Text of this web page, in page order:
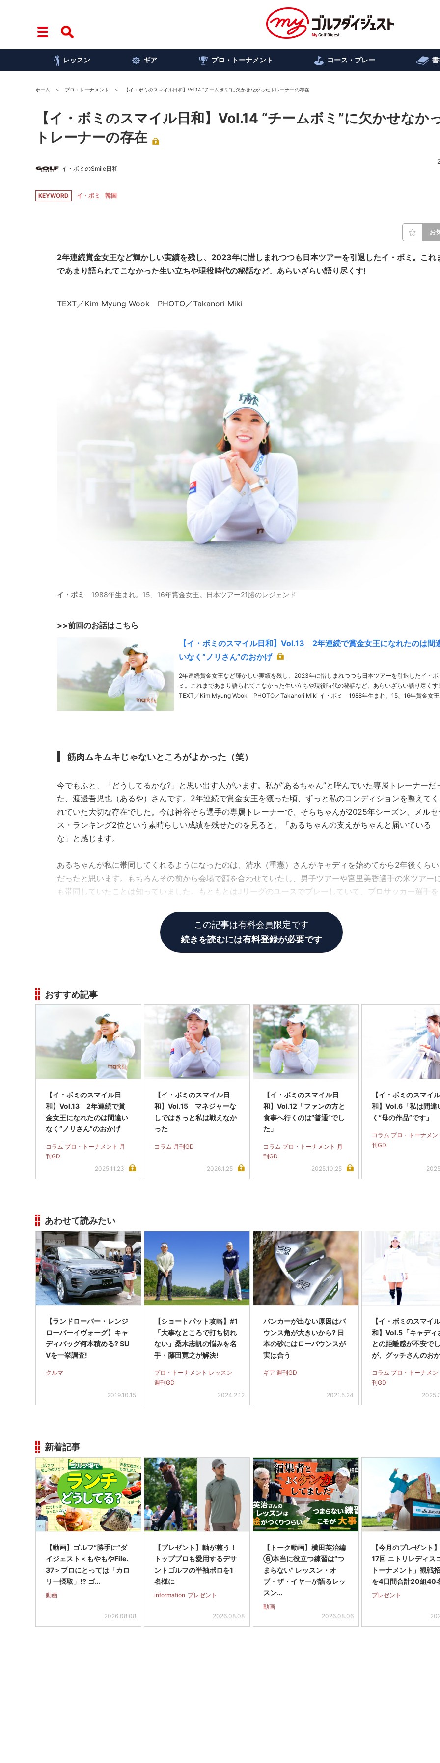
レッスン ギア プロ・トーナメント コース・プレー
ホーム プロ・トーナメント 【イ・ボミのスマイル日和】Vol.14 “チームボミ”に欠かせなかったトレーナーの存在
【イ・ボミのスマイル日和】Vol.14 “チームボミ”に欠かせなか
トレーナーの存在
イ・ボミのSmile日和
KEYWORD イ・ボミ 韓国
お
2年連続賞金女王など輝かしい実績を残し、2023年に惜しまれつつも日本ツアーを引退したイ・ボミ。これ
であまり語られてこなかった生い立ちや現役時代の秘話など、あらいざらい語り尽くす!
TEXT／Kim Myung Wook PHOTO／Takanori Miki
イ・ボミ 1988年生まれ。15、16年賞金女王。日本ツアー21勝のレジェンド
>>前回のお話はこちら
【イ・ボミのスマイル日和】Vol.13 2年連続で賞金女王になれたのは間
いなく“ノリさん”のおかげ
2年連続賞金女王など輝かしい実績を残し、2023年に惜しまれつつも日本ツアーを引退したイ・ボ
ミ。これまであまり語られてこなかった生い立ちや現役時代の秘話など、あらいざらい語り尽くす!
TEXT／Kim Myung Wook PHOTO／Takanori Miki イ・ボミ 1988年生まれ。15、16年賞金女王。
筋肉ムキムキじゃないところがよかった（笑）
今でもふと、「どうしてるかな?」と思い出す人がいます。私が”あるちゃん”と呼んでいた専属トレーナーだ
た、渡邊吾児也（あるや）さんです。2年連続で賞金女王を獲った頃、ずっと私のコンディションを整えてく
れていた大切な存在でした。今は神谷そら選手の専属トレーナーで、そらちゃんが2025年シーズン、メルセ
ス・ランキング2位という素晴らしい成績を残せたのを見ると、「あるちゃんの支えがちゃんと届いている
な」と感じます。
あるちゃんが私に帯同してくれるようになったのは、清水（重憲）さんがキャディを始めてから2年後くらい
だったと思います。もちろんその前から会場で顔を合わせていたし、男子ツアーや宮里美香選手の米ツアー
も帯同していたことは知っていました。もともとはJリーグのユースでプレーしていて、プロサッカー選手を
この記事は有料会員限定です
続きを読むには有料登録が必要です
おすすめ記事
【イ・ボミのスマイル日
和】Vol.13 2年連続で賞
金女王になれたのは間違い
なく“ノリさん”のおかげ
コラム プロ・トーナメント 月
刊GD
2025.11.23
【イ・ボミのスマイル日
和】Vol.15 マネジャーな
しではきっと私は戦えなか
った
コラム 月刊GD
2026.1.25
【イ・ボミのスマイル日
和】Vol.12「ファンの方と
食事へ行くのは“普通”でし
た」
コラム プロ・トーナメント 月
刊GD
2025.10.25
【イ・ボミのスマイ
和】Vol.6「私は間違
く“母の作品”です」
コラム プロ・トーナメン
刊GD
あわせて読みたい
【ランドローバー・レンジ
ローバーイヴォーグ】キャ
ディバッグ何本積める? SU
Vを一挙調査!
クルマ
2019.10.15
【ショートパット攻略】#1
「大事なところで打ち切れ
ない」桑木志帆の悩みを名
手・藤田寛之が解決!
プロ・トーナメント レッスン
週刊GD
2024.2.12
バンカーが出ない原因はバ
ウンス角が大きいから? 日
本の砂にはローバウンスが
実は合う
ギア 週刊GD
2021.5.24
【イ・ボミのスマイ
和】Vol.5「キャディ
との距離感が不安で
が、グッチさんのお
た」
コラム プロ・トーナメン
刊GD
新着記事
【動画】ゴルフ“勝手に”ダ
イジェスト＜もやもやFile.
37＞プロにとっては「カロ
リー摂取」!? ゴ…
動画
2026.08.08
【プレゼント】軸が整う！
トッププロも愛用するデサ
ントゴルフの半袖ポロを1
名様に
information プレゼント
2026.08.08
【トーク動画】横田英治編
⑥本当に役立つ練習は“つ
まらない” レッスン・オ
ブ・ザ・イヤーが語るレッ
スン…
動画
2026.08.06
【今月のプレゼント
17回 ニトリレディス
トーナメント」観戦
を4日間合計20組40
プレゼント